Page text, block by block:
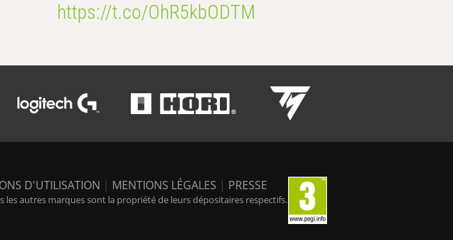
https://t.co/OhR5kbODTM
D'UTILISATION | MENTIONS LÉGALES | PRESSE
les autres marques sont la propriété de leurs dépositaires respectifs.